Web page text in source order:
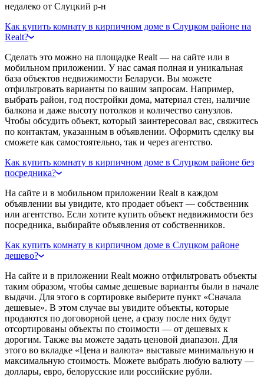
недалеко от Слуцкий р-н
Как купить комнату в кирпичном доме в Слуцком районе на
Realt?
Сделать это можно на площадке Realt — на сайте или в
мобильном приложении. У нас самая полная и уникальная
база объектов недвижимости Беларуси. Вы можете
отфильтровать варианты по вашим запросам. Например,
выбрать район, год постройки дома, материал стен, наличие
балкона и даже высоту потолков и количество санузлов.
Чтобы обсудить объект, который заинтересовал вас, свяжитесь
по контактам, указанным в объявлении. Оформить сделку вы
сможете как самостоятельно, так и через агентство.
Как купить комнату в кирпичном доме в Слуцком районе без
посредника?
На сайте и в мобильном приложении Realt в каждом
объявлении вы увидите, кто продает объект — собственник
или агентство. Если хотите купить объект недвижимости без
посредника, выбирайте объявления от собственников.
Как купить комнату в кирпичном доме в Слуцком районе
дешево?
На сайте и в приложении Realt можно отфильтровать объекты
таким образом, чтобы самые дешевые варианты были в начале
выдачи. Для этого в сортировке выберите пункт «Сначала
дешевые». В этом случае вы увидите объекты, которые
продаются по договорной цене, а сразу после них будут
отсортированы объекты по стоимости — от дешевых к
дорогим. Также вы можете задать ценовой диапазон. Для
этого во вкладке «Цена и валюта» выставьте минимальную и
максимальную стоимость. Можете выбрать любую валюту —
доллары, евро, белорусские или российские рубли.